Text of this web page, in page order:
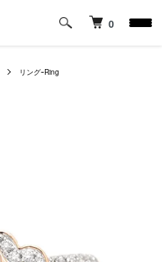
0
リングｰRing